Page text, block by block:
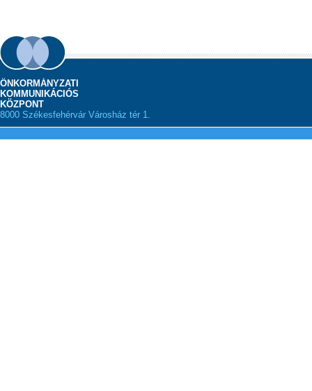
ÖNKORMÁNYZATI
KOMMUNIKÁCIÓS
KÖZPONT
8000 Székesfehérvár Városház tér 1.